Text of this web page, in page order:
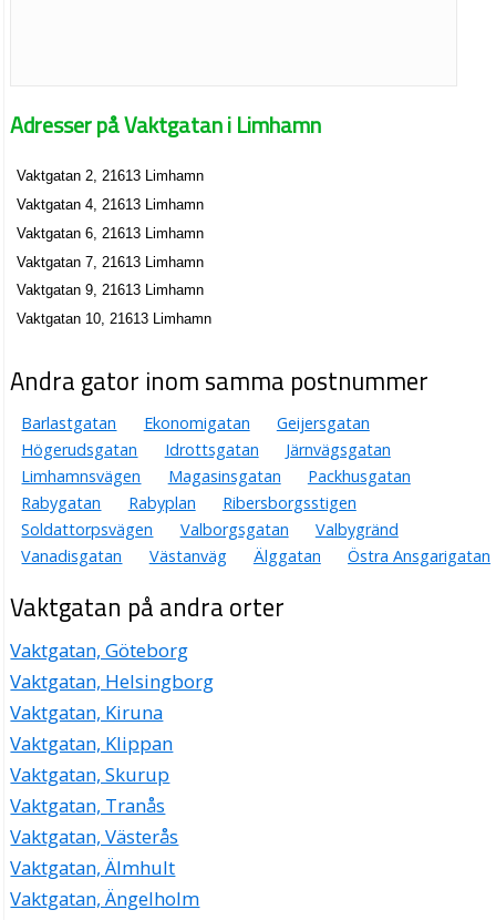
Adresser på Vaktgatan i Limhamn
Vaktgatan 2, 21613 Limhamn
Vaktgatan 4, 21613 Limhamn
Vaktgatan 6, 21613 Limhamn
Vaktgatan 7, 21613 Limhamn
Vaktgatan 9, 21613 Limhamn
Vaktgatan 10, 21613 Limhamn
Andra gator inom samma postnummer
Barlastgatan Ekonomigatan
Geijersgatan
Högerudsgatan
Idrottsgatan
Järnvägsgatan
Limhamnsvägen
Magasinsgatan
Packhusgatan
Rabygatan
Rabyplan
Ribersborgsstigen
Soldattorpsvägen
Valborgsgatan
Valbygränd
Vanadisgatan
Västanväg Älggatan Östra Ansgarigatan
Vaktgatan på andra orter
Vaktgatan, Göteborg
Vaktgatan, Helsingborg
Vaktgatan, Kiruna
Vaktgatan, Klippan
Vaktgatan, Skurup
Vaktgatan, Tranås
Vaktgatan, Västerås
Vaktgatan, Älmhult
Vaktgatan, Ängelholm